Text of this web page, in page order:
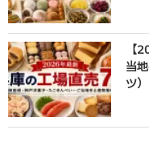
【
当
ツ）